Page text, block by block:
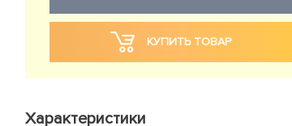
КУПИТЬ ТОВАР
Характеристики